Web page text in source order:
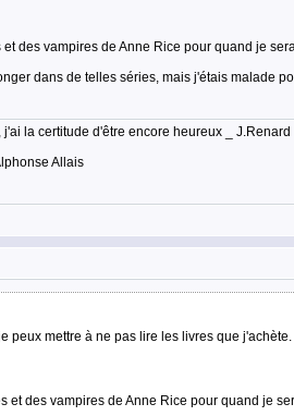
des vampires de Anne Rice pour quand je
dans de telles séries, mais j'étais malade
la certitude d'être encore heureux _ J.Renard
Allais
peux mettre à ne pas lire les livres que j'achète.
et des vampires de Anne Rice pour quand je